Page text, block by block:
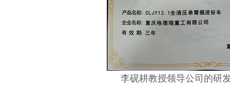
李砚耕教授领导公司的研